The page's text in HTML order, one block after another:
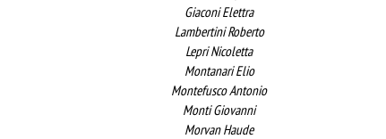
Giaconi Elettra
Lambertini Roberto
Lepri Nicoletta
Montanari Elio
Montefusco Antonio
Monti Giovanni
Morvan Haude